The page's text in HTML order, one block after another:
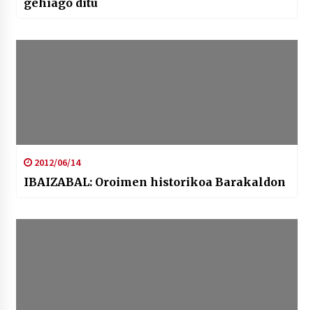
2012/06/14
IBAIZABAL: Oroimen historikoa Barakaldon